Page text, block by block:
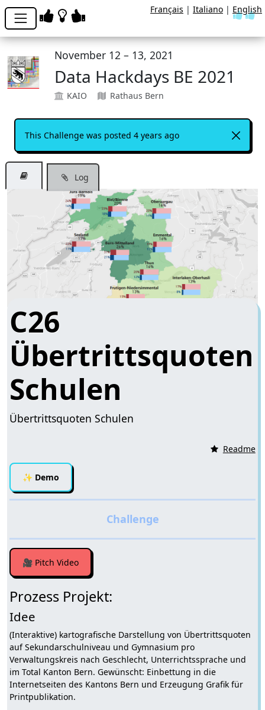
November 12 – 13, 2021
Data Hackdays BE 2021
KAIO Rathaus Bern
This Challenge was posted 4 years ago
Log
C26
Übertrittsquoten
Schulen
Übertrittsquoten Schulen
Readme
✨ Demo
🎥 Pitch Video
Prozess Projekt:
Idee
(Interaktive) kartografische Darstellung von Übertrittsquoten
auf Sekundarschulniveau und Gymnasium pro
Verwaltungskreis nach Geschlecht, Unterrichtssprache und
im Total Kanton Bern. Gewünscht: Einbettung in die
Internetseiten des Kantons Bern und Erzeugung Grafik für
Printpublikation.
Français | Italiano | English